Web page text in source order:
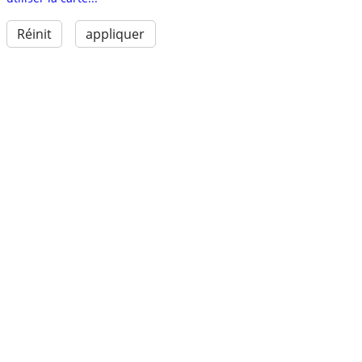
Réinit appliquer